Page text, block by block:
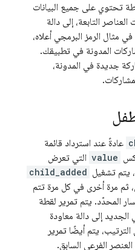
تحتوي على جميع البيانات
التابعة، إلى دالة
مثال الرمز البرمجي أعلاه،
المدونة في تطبيقك.
جديدة في المدونة،
عادةً عند استرداد قائمة
value التي تعرض
يتم تشغيل child_added
ثم مرة أخرى في كل مرة تتم
المحدّد. يتم تمرير لقطة
إلى دالة معاودة
يتم أيضًا تمرير
الفرعي السابق.